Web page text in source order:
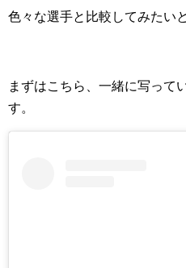
色々な選手と比較してみたい
まずはこちら、一緒に写って
す。